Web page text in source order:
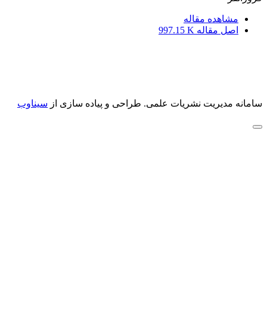
مشاهده مقاله
اصل مقاله 997.15 K
سامانه مدیریت نشریات علمی. طراحی و پیاده سازی از سیناوب